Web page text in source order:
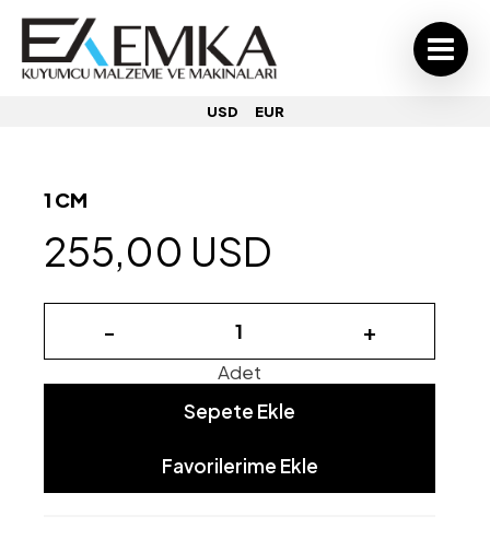
USD EUR
1 CM
255,00 USD
- +
Adet
Sepete Ekle
Favorilerime Ekle